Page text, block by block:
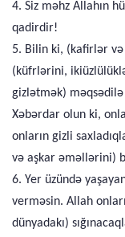
4. Siz məhz Allahın
qadirdir!
5. Bilin ki, (kafirlər
(küfrlərini,
gizlətmək)
Xəbərdar olun ki,
onların gizli
və aşkar əməllərini)
6. Yer üzündə
verməsin. Allah
dünyadakı)